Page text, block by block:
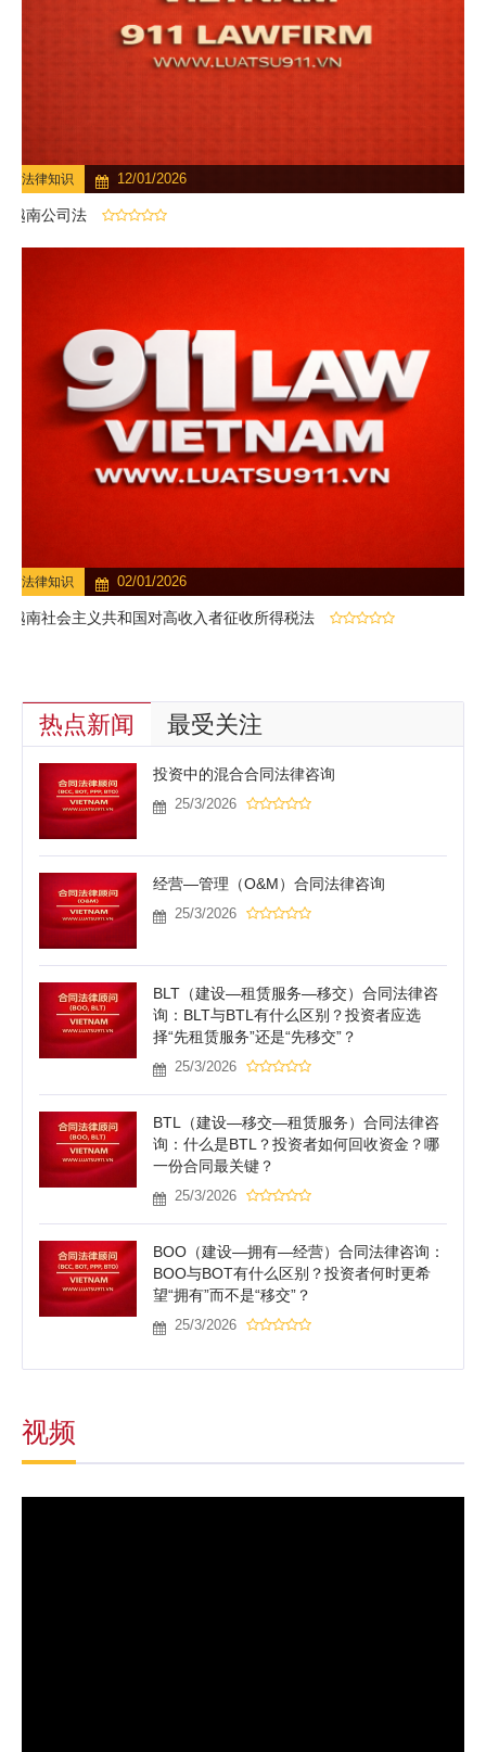
法律知识 12/01/2026
越南公司法
法律知识 02/01/2026
越南社会主义共和国对高收入者征收所得税法
热点新闻 最受关注
投资中的混合合同法律咨询
25/3/2026
经营—管理（O&M）合同法律咨询
25/3/2026
BLT（建设—租赁服务—移交）合同法律咨
询：BLT与BTL有什么区别？投资者应选
择“先租赁服务”还是“先移交”？
25/3/2026
BTL（建设—移交—租赁服务）合同法律咨
询：什么是BTL？投资者如何回收资金？哪
一份合同最关键？
25/3/2026
BOO（建设—拥有—经营）合同法律咨询：
BOO与BOT有什么区别？投资者何时更希
望“拥有”而不是“移交”？
25/3/2026
视频